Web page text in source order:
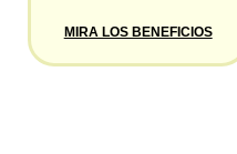
MIRA LOS BENEFICIOS